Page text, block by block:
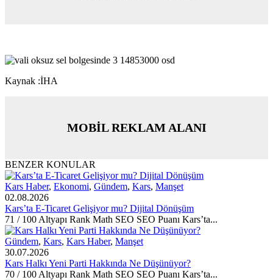
Kaynak :İHA
MOBİL REKLAM ALANI
BENZER KONULAR
Kars Haber, Ekonomi, Gündem, Kars, Manşet
02.08.2026
Kars’ta E-Ticaret Gelişiyor mu? Dijital Dönüşüm
71 / 100 Altyapı Rank Math SEO SEO Puanı Kars’ta...
Gündem, Kars, Kars Haber, Manşet
30.07.2026
Kars Halkı Yeni Parti Hakkında Ne Düşünüyor?
70 / 100 Altyapı Rank Math SEO SEO Puanı Kars’ta...